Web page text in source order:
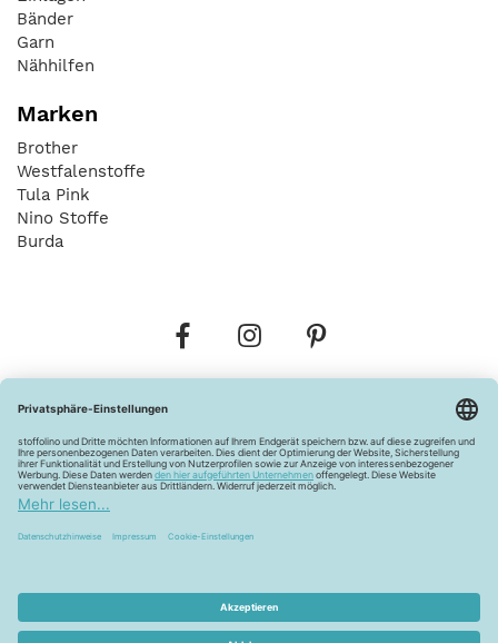
Bänder
Garn
Nähhilfen
Marken
Brother
Westfalenstoffe
Tula Pink
Nino Stoffe
Burda
Widerrufsbelehrung Vertrag widerrufen
Barrierefreiheitserklärung
Pflegehinweise